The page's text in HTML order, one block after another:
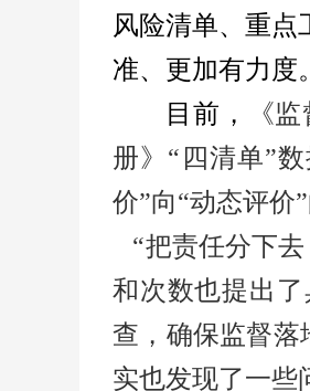
风险清单、重点
准、更加有力 度。
目前，
《
册》“四清单”
价”向“动态评价
“把责任分下
和次数也提出
查，确保监督落
实也发现了一些